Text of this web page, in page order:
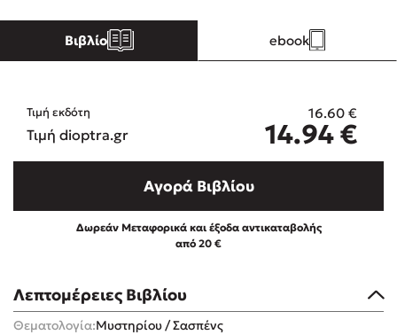
Πάνω, κάτω, μπροστά, πίσω
Η μέθοδος Αφήστε τους
Βιβλίο ebook
Λεπτομέρειες Βιβλίου
Θεματολογία:Μυστηρίου / Σασπένς
Τιμή εκδότη 16.60 €
Τιμή dioptra.gr 14.94€
Αγορά Βιβλίου
Δωρεάν Μεταφορικά και έξοδα αντικαταβολής
από 20 €